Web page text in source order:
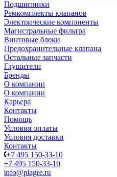
Подшипники
Ремкомплекты клапанов
Электрические компоненты
Магистральные фильтра
Винтовые блоки
Предохранительные клапана
Остальные запчасти
Глушители
Бренды
О компании
О компании
Карьера
Контакты
Помощь
Условия оплаты
Условия доставки
Контакты
+7 495 150-33-10
+7 495 150-33-10
info@plagre.ru